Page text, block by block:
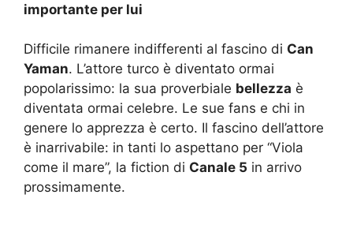
importante per lui
Difficile rimanere indifferenti al fascino di Can
Yaman. L’attore turco è diventato ormai
popolarissimo: la sua proverbiale bellezza è
diventata ormai celebre. Le sue fans e chi in
genere lo apprezza è certo. Il fascino dell’attore
è inarrivabile: in tanti lo aspettano per “Viola
come il mare”, la fiction di Canale 5 in arrivo
prossimamente.